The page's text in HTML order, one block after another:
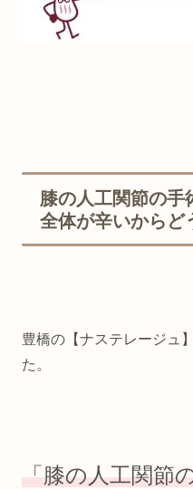
膝の人工関節の手
全体が辛いからど
豊橋の【ナステレージュ
た。
「膝の人工関節